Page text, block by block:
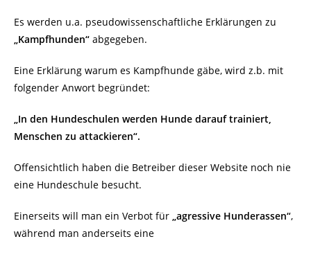
Es werden u.a. pseudowissenschaftliche Erklärungen zu
„Kampfhunden“ abgegeben.
Eine Erklärung warum es Kampfhunde gäbe, wird z.b. mit
folgender Anwort begründet:
„In den Hundeschulen werden Hunde darauf trainiert,
Menschen zu attackieren“.
Offensichtlich haben die Betreiber dieser Website noch nie
eine Hundeschule besucht.
Einerseits will man ein Verbot für „agressive Hunderassen“,
während man anderseits eine